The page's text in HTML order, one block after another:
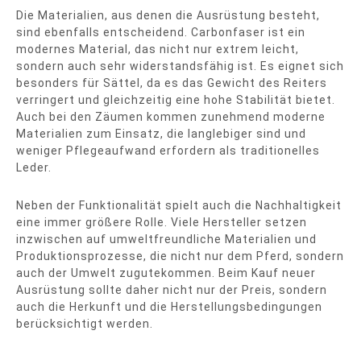
Die Materialien, aus denen die Ausrüstung besteht,
sind ebenfalls entscheidend. Carbonfaser ist ein
modernes Material, das nicht nur extrem leicht,
sondern auch sehr widerstandsfähig ist. Es eignet sich
besonders für Sättel, da es das Gewicht des Reiters
verringert und gleichzeitig eine hohe Stabilität bietet.
Auch bei den Zäumen kommen zunehmend moderne
Materialien zum Einsatz, die langlebiger sind und
weniger Pflegeaufwand erfordern als traditionelles
Leder.
Neben der Funktionalität spielt auch die Nachhaltigkeit
eine immer größere Rolle. Viele Hersteller setzen
inzwischen auf umweltfreundliche Materialien und
Produktionsprozesse, die nicht nur dem Pferd, sondern
auch der Umwelt zugutekommen. Beim Kauf neuer
Ausrüstung sollte daher nicht nur der Preis, sondern
auch die Herkunft und die Herstellungsbedingungen
berücksichtigt werden.